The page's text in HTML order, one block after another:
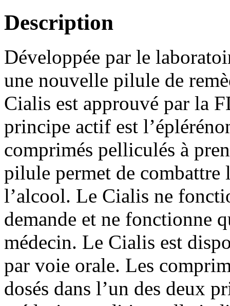
Description
Développée par le
une nouvelle pilule de
Cialis est approuvé par la
principe actif est
comprimés pelliculés à
pilule permet de combattre
l’alcool. Le Cialis ne
demande et ne fonctionne
médecin. Le Cialis est
par voie orale. Les
dosés dans l’un des deux